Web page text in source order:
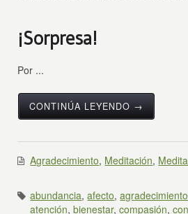
¡Sorpresa!
Por ...
CONTINÚA LEYENDO →
Agradecimiento, Meditación,
abundancia,afecto,agradecimiento
atención,bienestar,compasión,